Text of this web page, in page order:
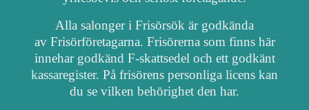
Alla salonger i Frisörsök är godkända
av Frisörföretagarna. Frisörerna som finns här
innehar godkänd F-skattsedel och ett godkänt
kassaregister. På frisörens personliga licens kan
du se vilken behörighet den har.